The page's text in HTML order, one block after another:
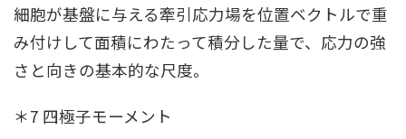
細胞が基盤に与える牽引応力場を位置ベクトルで重
み付けして面積にわたって積分した量で、応力の強
さと向きの基本的な尺度。
＊7 四極子モーメント